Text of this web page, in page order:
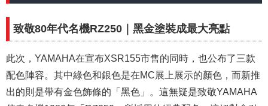
致敬80年代名機RZ250｜黑金塗裝成最大亮點
此次，YAMAHA在宣布XSR155市售的同時，也公布了三款
配色陣容。其中綠色和銀色是在MC展上展示的顏色，而新推
出的則是帶有金色飾條的「黑色」。這無疑是致敬YAMAHA